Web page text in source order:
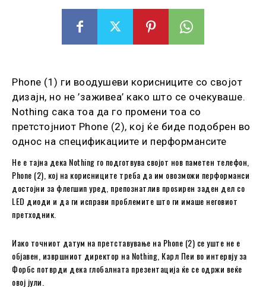
Phone (1) ги воодушеви корисниците со својот
дизајн, но не ’заживеа’ како што се очекуваше.
Nothing сака тоа да го промени тоа со
претстојниот Phone (2), кој ќе биде подобрен во
однос на спецификациите и перформансите
Не е тајна дека Nothing го подготвува својот нов паметен телефон,
Phone (2), кој на корисниците треба да им овозможи перформанси
достојни за флегшип уред, препознатлив проѕирен заден дел со
LED диоди и да ги исправи проблемите што ги имаше неговиот
претходник.
Иако точниот датум на претставување на Phone (2) се уште не е
објавен, извршниот директор на Nothing, Карл Пеи во интервју за
Форбс потврди дека глобалната презентација ќе се одржи веќе
овој јули.